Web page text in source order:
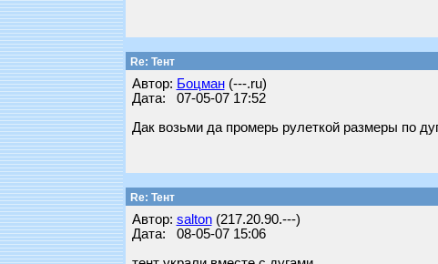
Re: Тент
Автор: Бoцман(---.ru)
Дата: 07-05-07 17:52
Дак возьми да промерь рулеткой размеры по
Re: Тент
Автор: salton(217.20.90.---)
Дата: 08-05-07 15:06